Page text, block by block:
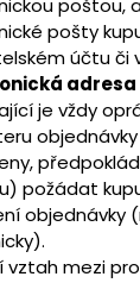
poštou,
pošty
účtu či
je vždy
požádat
objednávky
vztah mezi